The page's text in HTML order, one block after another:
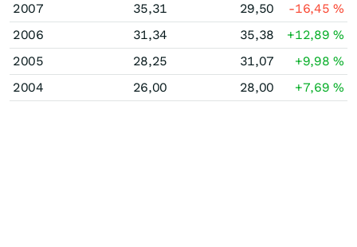
2007
35,31 29,50 -16,45%
2006
31,34 35,38 +12,89%
2005
28,25 31,07 +9,98%
2004
26,00 28,00 +7,69%